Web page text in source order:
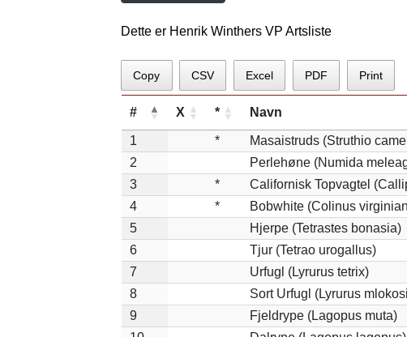
Dette er Henrik Winthers VP Artsliste
Copy CSV Excel PDF Print
# X * Navn
1 *
Masaistruds (Struthio
2
Perlehøne (Numida
3
*
Californisk Topvagtel
4
*
Bobwhite (Colinus
5
Hjerpe (Tetrastes bonasia)
6
Tjur (Tetrao urogallus)
7
Urfugl (Lyrurus tetrix)
8
Sort Urfugl (Lyrurus
9
Fjeldrype (Lagopus muta)